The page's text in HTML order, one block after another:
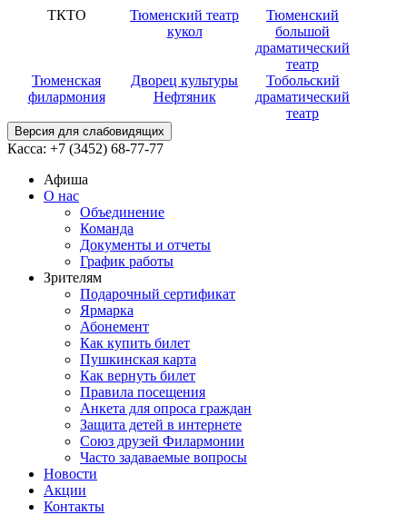
ТКТО
Тюменский театр
кукол
Тюменский
большой
драматический
театр
Тюменская
филармония
Дворец культуры
Нефтяник
Тобольский
драматический
театр
Версия для слабовидящих
Касса: +7 (3452) 68-77-77
Афиша
О нас
Объединение
Команда
Документы и отчеты
График работы
Зрителям
Подарочный сертификат
Ярмарка
Абонемент
Как купить билет
Пушкинская карта
Как вернуть билет
Правила посещения
Анкета для опроса граждан
Защита детей в интернете
Союз друзей Филармонии
Часто задаваемые вопросы
Новости
Акции
Контакты